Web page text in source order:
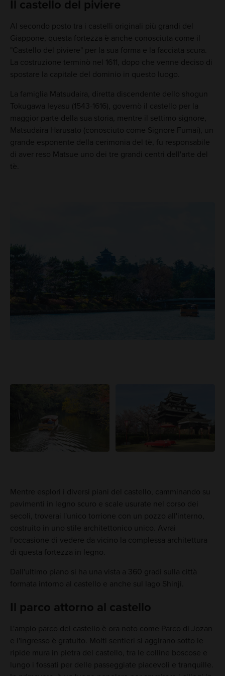
Il castello del piviere
Al secondo posto tra i castelli originali più grandi del
Giappone, questa fortezza è anche conosciuta come il
"Castello del piviere" per la sua forma e la facciata scura.
La costruzione terminò nel 1611, dopo che venne deciso di
spostare la capitale del dominio in questo luogo.
La famiglia Matsudaira, diretta discendente dello shogun
Tokugawa Ieyasu (1543-1616), governò il castello per la
maggior parte della sua storia, mentre il settimo signore,
Matsudaira Harusato (conosciuto come Signore Fumai), un
grande esponente della cerimonia del tè, fu responsabile
di aver reso Matsue uno dei tre grandi centri dell'arte del
tè.
Mentre esplori i diversi piani del castello, camminando su
pavimenti in legno scuro e scale usurate nel corso dei
secoli, troverai l'unico torrione con un pozzo all'interno,
costruito in uno stile architettonico unico. Avrai
l'occasione di vedere da vicino la complessa architettura
di questa fortezza in legno.
Dall'ultimo piano si ha una vista a 360 gradi sulla città
formata intorno al castello e anche sul lago Shinji.
Il parco attorno al castello
L'ampio parco del castello è ora noto come Parco di Jozan
e l'ingresso è gratuito. Molti sentieri si aggirano sotto le
ripide mura in pietra del castello, tra le colline boscose e
lungo i fossati per delle passeggiate piacevoli e tranquille.